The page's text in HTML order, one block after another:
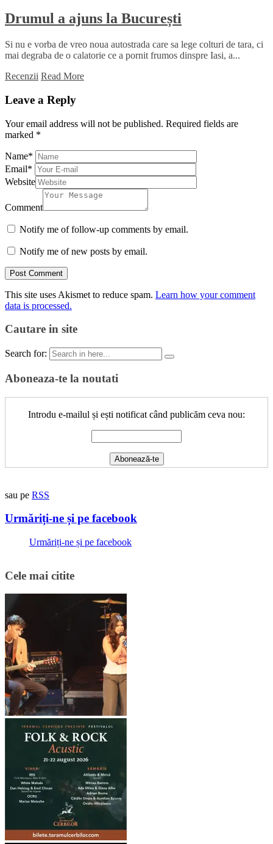
Drumul a ajuns la București
Si nu e vorba de vreo noua autostrada care sa lege colturi de tara, ci
mai degraba de o calatorie ce a pornit frumos dinspre Iasi, a...
Recenzii Read More
Leave a Reply
Your email address will not be published. Required fields are
marked *
Name*
Email*
Website
Comment
Notify me of follow-up comments by email.
Notify me of new posts by email.
This site uses Akismet to reduce spam. Learn how your comment
data is processed.
Cautare in site
Search for:
Aboneaza-te la noutati
Introdu e-mailul și ești notificat când publicăm ceva nou:
sau pe RSS
Urmăriți-ne și pe facebook
Urmăriți-ne și pe facebook
Cele mai citite